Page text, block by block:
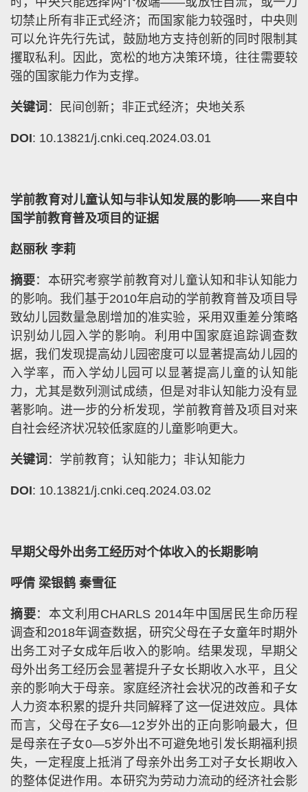
切禁止所有非正式经济；而国家能力较强时，中央则
可以允许先行先试，鼓励地方支持创新的同时限制其
攫取私利。因此，宽松的地方决策环境，往往需要较
强的国家能力作为支撑。
关键词 ：民间创新；非正式经济；央地关系
DOI: 10.13821/j.cnki.ceq.2024.03.01
学前教育对儿童认知与非认知发展的影响——来自中
国学前教育普及项目的证据
赵丽秋 李莉
摘要：本研究考察学前教育对儿童认知和非认知能力
的影响。我们基于2010年启动的学前教育普及项目导
致幼儿园数量急剧增加的准实验，采用双重差分策略
识别幼儿园入学的影响。利用中国家庭追踪调查数
据，我们发现提高幼儿园密度可以显著提高幼儿园的
入学率，而入学幼儿园可以显著提高儿童的认知能
力，尤其是数列测试成绩，但是对非认知能力没有显
著影响。进一步的分析发现，学前教育普及项目对来
自社会经济状况较低家庭的儿童影响更大。
关键词 ：学前教育；认知能力；非认知能力
DOI: 10.13821/j.cnki.ceq.2024.03.02
早期父母外出务工经历对个体收入的长期影响
呼倩 梁银鹤 秦雪征
摘要：本文利用CHARLS 2014年中国居民生命历程
调查和2018年调查数据，研究父母在子女童年时期外
出务工对子女成年后收入的影响。结果发现，早期父
母外出务工经历会显著提升子女长期收入水平，且父
亲的影响大于母亲。家庭经济社会状况的改善和子女
人力资本积累的提升共同解释了这一促进效应。具体
而言，父母在子女6—12岁外出的正向影响最大，但
是母亲在子女0—5岁外出不可避免地引发长期福利损
失，一定程度上抵消了母亲外出务工对子女长期收入
的整体促进作用。本研究为劳动力流动的经济社会影